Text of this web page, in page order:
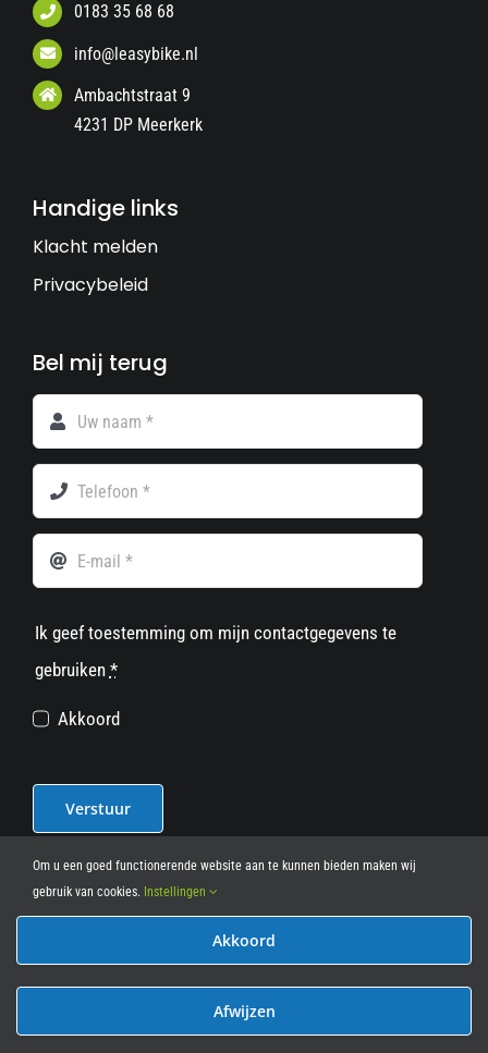
0183 35 68 68
info@leasybike.nl
Ambachtstraat 9
4231 DP Meerkerk
Handige links
Klacht melden
Privacybeleid
Bel mij terug
Ik geef toestemming om mijn contactgegevens te
gebruiken *
Akkoord
Verstuur
© 2012 - 2026• Leasy Bike • All Rights Reserved • powered
Om u een goed functionerende website aan te kunnen bieden maken wij
gebruik van cookies. Instellingen
Akkoord
Afwijzen